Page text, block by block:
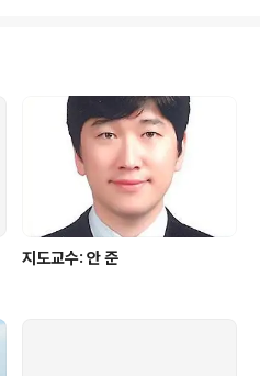
지도교수: 안 준